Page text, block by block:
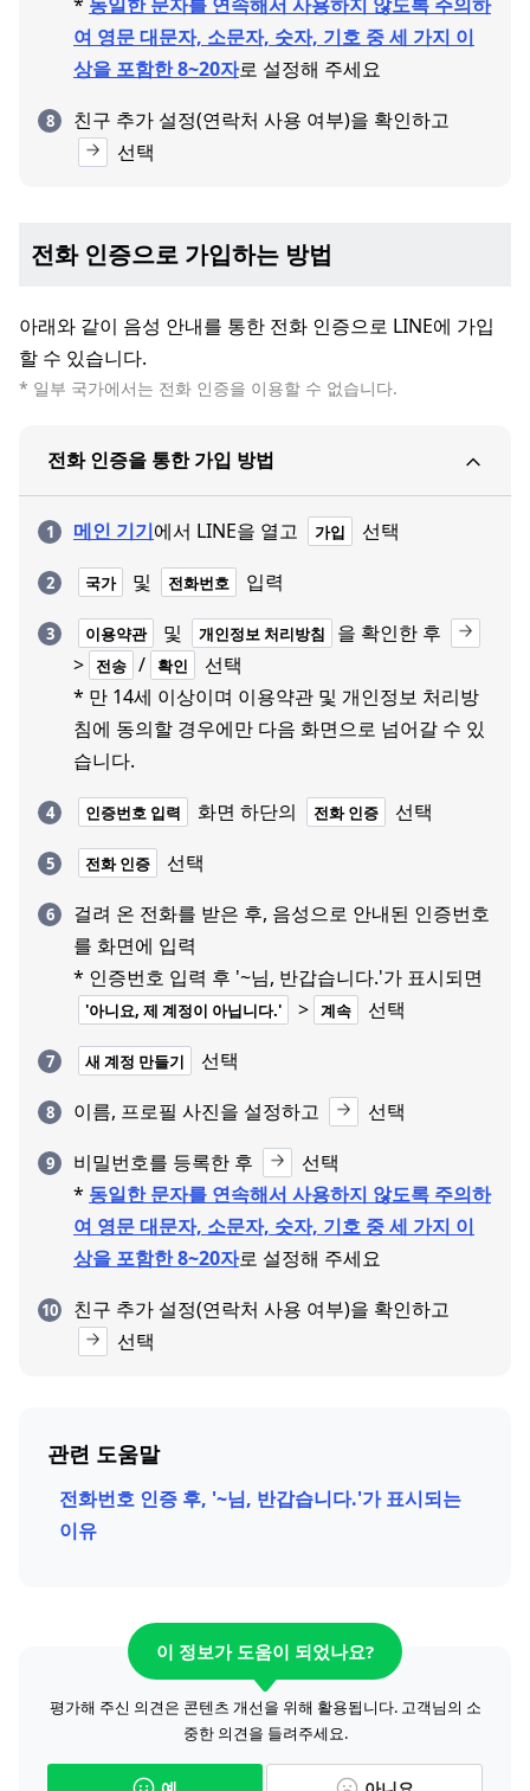
여 영문 대문자, 소문자, 숫자, 기호 중 세 가지 이
상을 포함한 8~20자로 설정해 주세요
친구 추가 설정(연락처 사용 여부)을 확인하고
선택
전화 인증으로 가입하는 방법
아래와 같이 음성 안내를 통한 전화 인증으로 LINE에 가입
할 수 있습니다.
* 일부 국가에서는 전화 인증을 이용할 수 없습니다.
전화 인증을 통한 가입 방법
메인 기기에서 LINE을 열고 가입 선택
국가 및 전화번호 입력
이용약관 및 개인정보 처리방침
을 확인한 후
>
전송 / 확인
선택
* 만 14세 이상이며 이용약관 및 개인정보 처리방
침에 동의할 경우에만 다음 화면으로 넘어갈 수 있
습니다.
인증번호 입력 화면 하단의 전화 인증 선택
전화 인증
선택
걸려 온 전화를 받은 후, 음성으로 안내된 인증번호
를 화면에 입력
* 인증번호 입력 후 '~님, 반갑습니다.'가 표시되면
'아니요, 제 계정이 아닙니다.' > 계속 선택
새 계정 만들기
선택
이름, 프로필 사진을 설정하고
선택
비밀번호를 등록한 후
선택
* 동일한 문자를 연속해서 사용하지 않도록 주의하
여 영문 대문자, 소문자, 숫자, 기호 중 세 가지 이
상을 포함한 8~20자로 설정해 주세요
친구 추가 설정(연락처 사용 여부)을 확인하고
선택
관련 도움말
전화번호 인증 후, '~님, 반갑습니다.'가 표시되는
이유
이 정보가 도움이 되었나요?
평가해 주신 의견은 콘텐츠 개선을 위해 활용됩니다. 고객님의 소
중한 의견을 들려주세요.